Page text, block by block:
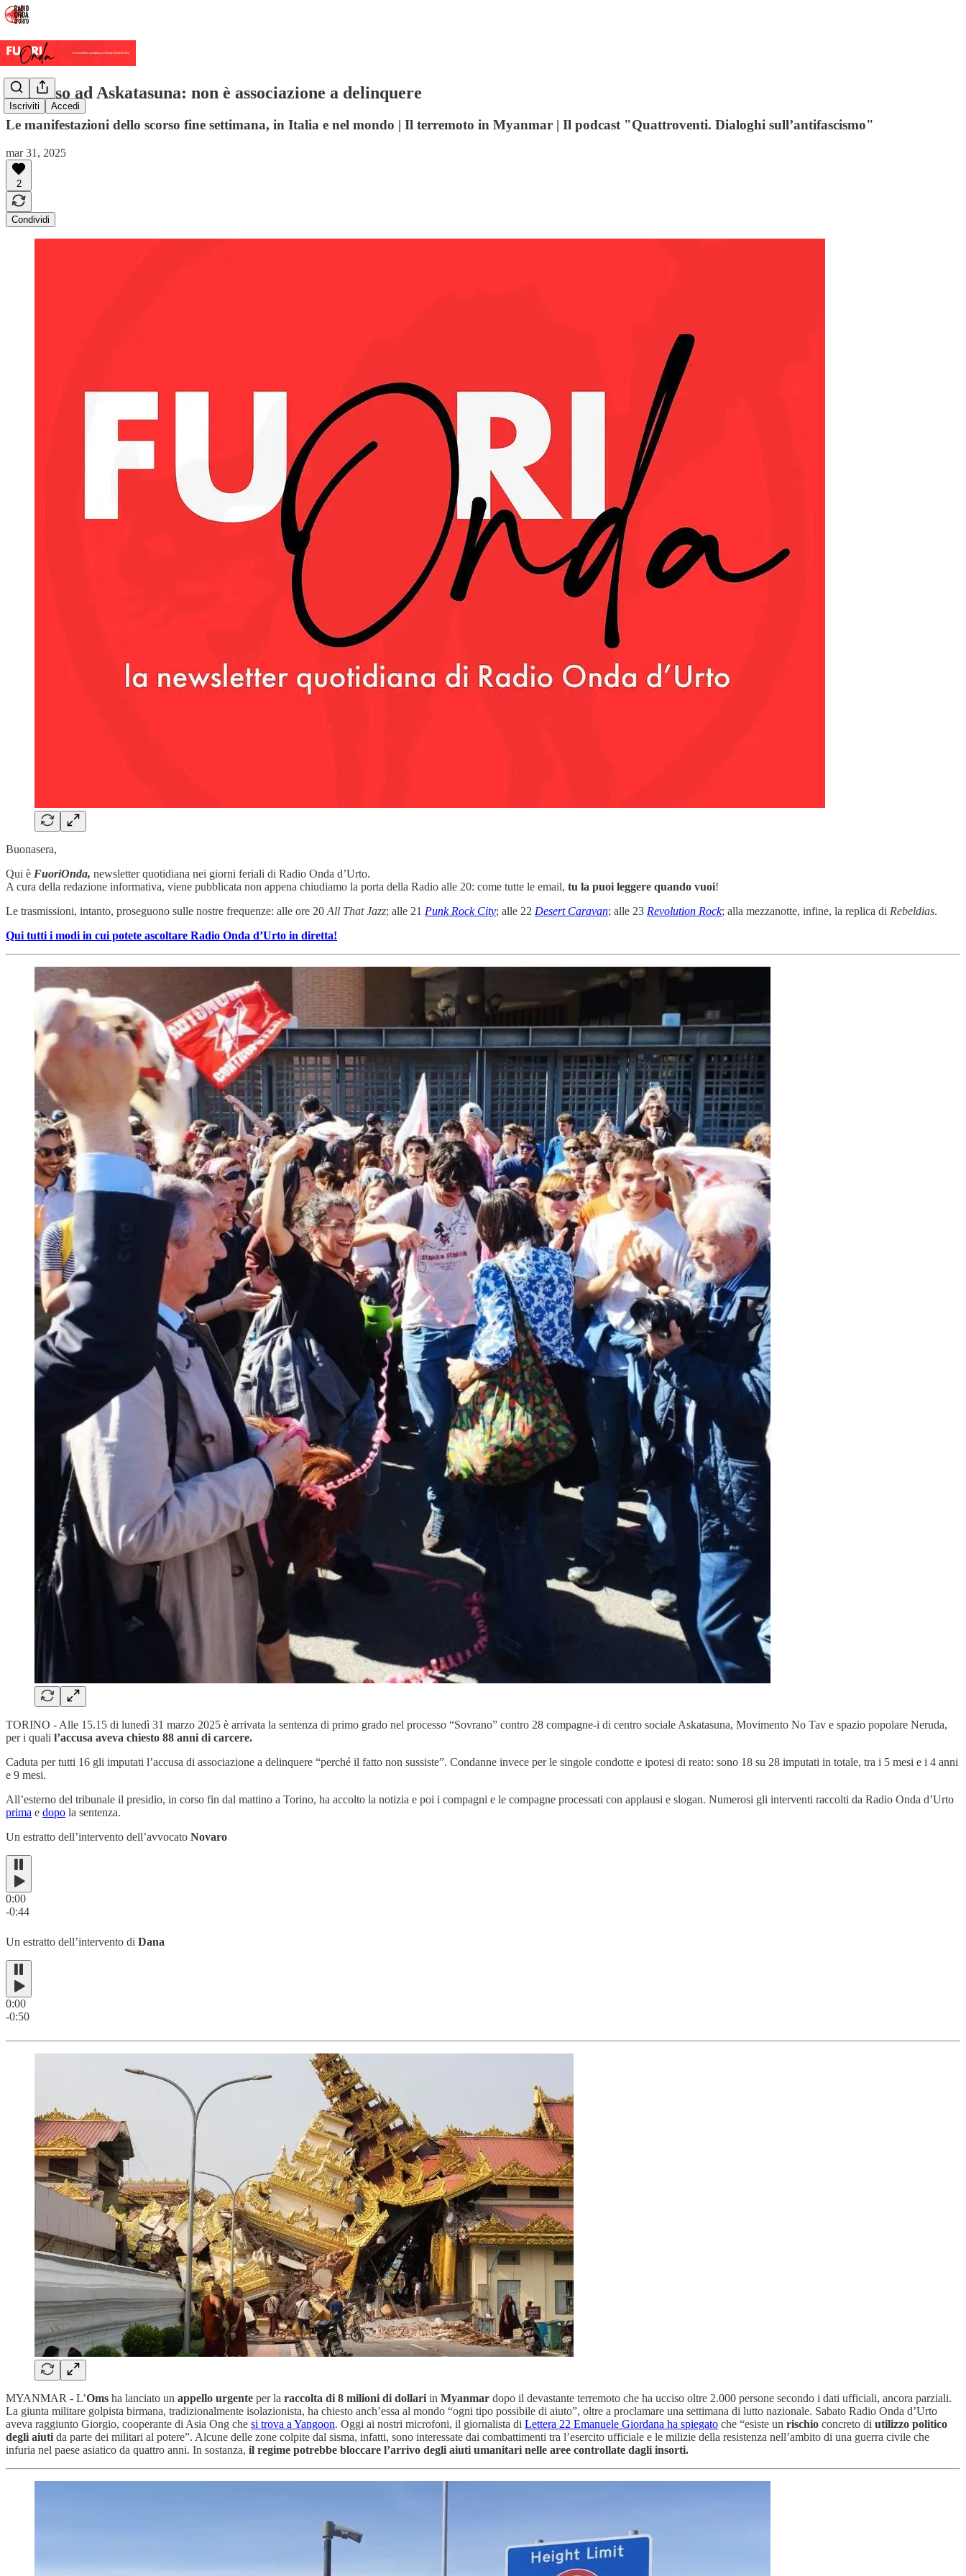
Iscriviti Accedi
Processo ad Askatasuna: non è associazione a delinquere
Le manifestazioni dello scorso fine settimana, in Italia e nel mondo | Il terremoto in Myanmar | Il podcast "Quattroventi. Dialoghi sull’antifascismo"
mar 31, 2025
2
Condividi
Buonasera,
Qui è FuoriOnda, newsletter quotidiana nei giorni feriali di Radio Onda d’Urto.
A cura della redazione informativa, viene pubblicata non appena chiudiamo la porta della Radio alle 20: come tutte le email, tu la puoi leggere quando vuoi!
Le trasmissioni, intanto, proseguono sulle nostre frequenze: alle ore 20 All That Jazz; alle 21 Punk Rock City; alle 22 Desert Caravan; alle 23 Revolution Rock; alla mezzanotte, infine, la replica di Rebeldias.
Qui tutti i modi in cui potete ascoltare Radio Onda d’Urto in diretta!
TORINO - Alle 15.15 di lunedì 31 marzo 2025 è arrivata la sentenza di primo grado nel processo “Sovrano” contro 28 compagne-i di centro sociale Askatasuna, Movimento No Tav e spazio popolare Neruda,
per i quali l’accusa aveva chiesto 88 anni di carcere.
Caduta per tutti 16 gli imputati l’accusa di associazione a delinquere “perché il fatto non sussiste”. Condanne invece per le singole condotte e ipotesi di reato: sono 18 su 28 imputati in totale, tra i 5 mesi e i 4 anni
e 9 mesi.
All’esterno del tribunale il presidio, in corso fin dal mattino a Torino, ha accolto la notizia e poi i compagni e le compagne processati con applausi e slogan. Numerosi gli interventi raccolti da Radio Onda d’Urto
prima e dopo la sentenza.
Un estratto dell’intervento dell’avvocato Novaro
0:00
-0:44
Un estratto dell’intervento di Dana
0:00
-0:50
MYANMAR - L’Oms ha lanciato un appello urgente per la raccolta di 8 milioni di dollari in Myanmar dopo il devastante terremoto che ha ucciso oltre 2.000 persone secondo i dati ufficiali, ancora parziali.
La giunta militare golpista birmana, tradizionalmente isolazionista, ha chiesto anch’essa al mondo “ogni tipo possibile di aiuto”, oltre a proclamare una settimana di lutto nazionale. Sabato Radio Onda d’Urto
aveva raggiunto Giorgio, cooperante di Asia Ong che si trova a Yangoon. Oggi ai nostri microfoni, il giornalista di Lettera 22 Emanuele Giordana ha spiegato che “esiste un rischio concreto di utilizzo politico
degli aiuti da parte dei militari al potere”. Alcune delle zone colpite dal sisma, infatti, sono interessate dai combattimenti tra l’esercito ufficiale e le milizie della resistenza nell’ambito di una guerra civile che
infuria nel paese asiatico da quattro anni. In sostanza, il regime potrebbe bloccare l’arrivo degli aiuti umanitari nelle aree controllate dagli insorti.